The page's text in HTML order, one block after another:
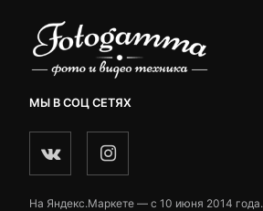
МЫ В СОЦ СЕТЯХ
На Яндекс.Маркете — c 10 июня 2014 года.